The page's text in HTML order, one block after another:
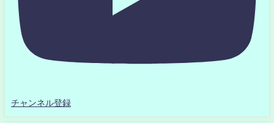
チャンネル登録